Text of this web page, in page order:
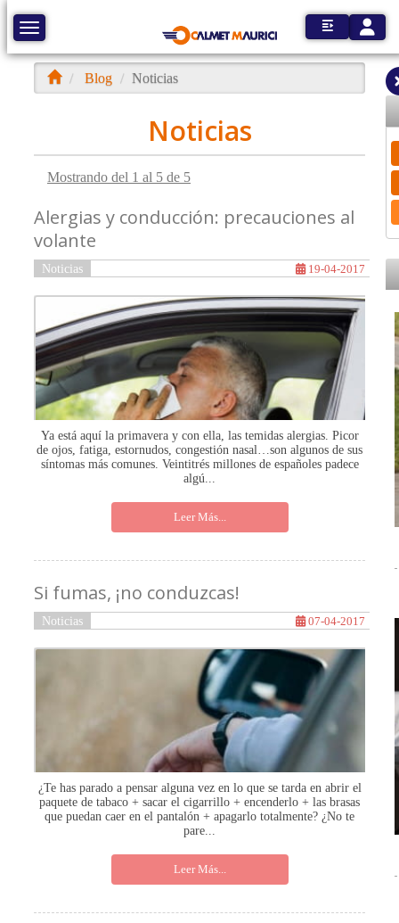
Toggle navigation
Blog Noticias
Noticias
Mostrando del 1 al 5 de 5
Alergias y conducción: precauciones al
volante
Noticias 19-04-2017
Ya está aquí la primavera y con ella, las temidas alergias. Picor
de ojos, fatiga, estornudos, congestión nasal…son algunos de sus
síntomas más comunes. Veintitrés millones de españoles padece
algú...
Leer Más...
Si fumas, ¡no conduzcas!
Noticias 07-04-2017
¿Te has parado a pensar alguna vez en lo que se tarda en abrir el
paquete de tabaco + sacar el cigarrillo + encenderlo + las brasas
que puedan caer en el pantalón + apagarlo totalmente? ¿No te
pare...
Leer Más...